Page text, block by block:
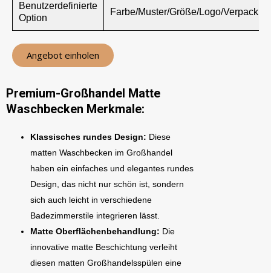
Benutzerdefinierte
Option
Farbe/Muster/Größe/Logo/
Angebot einholen
Premium-Großhandel Matte
Waschbecken Merkmale:
Klassisches rundes Design: Diese
matten Waschbecken im Großhandel
haben ein einfaches und elegantes rundes
Design, das nicht nur schön ist, sondern
sich auch leicht in verschiedene
Badezimmerstile integrieren lässt.
Matte Oberflächenbehandlung: Die
innovative matte Beschichtung verleiht
diesen matten Großhandelsspülen eine